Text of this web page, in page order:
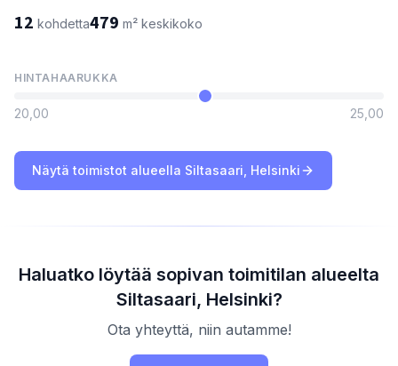
12 kohdetta479 m² keskikoko
HINTAHAARUKKA
20,00 25,00
Näytä toimistot alueella Siltasaari, Helsinki
Haluatko löytää sopivan toimitilan alueelta
Siltasaari, Helsinki?
Ota yhteyttä, niin autamme!